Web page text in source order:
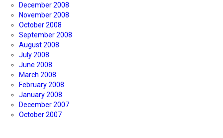
December 2008
November 2008
October 2008
September 2008
August 2008
July 2008
June 2008
March 2008
February 2008
January 2008
December 2007
October 2007